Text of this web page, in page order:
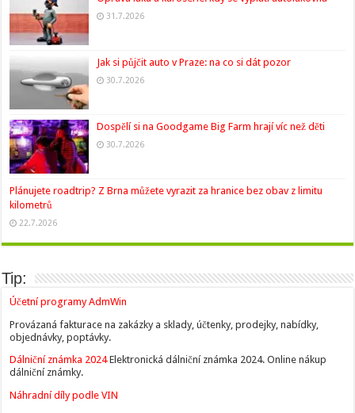
31.7.2026
Jak si půjčit auto v Praze: na co si dát pozor
30.7.2026
Dospělí si na Goodgame Big Farm hrají víc než děti
30.7.2026
Plánujete roadtrip? Z Brna můžete vyrazit za hranice bez obav z limitu
kilometrů
22.7.2026
Tip:
Účetní programy AdmWin
Provázaná fakturace na zakázky a sklady, účtenky, prodejky, nabídky,
objednávky, poptávky.
Dálniční známka 2024Elektronická dálniční známka 2024. Online nákup
dálniční známky.
Náhradní díly podle VIN